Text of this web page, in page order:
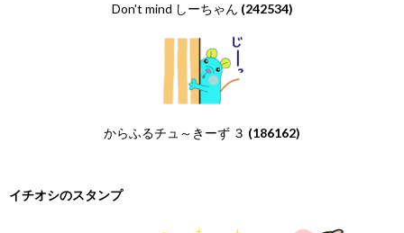
Don't mind しーちゃん (242534)
からふるチュ～きーず ３ (186162)
イチオシのスタンプ